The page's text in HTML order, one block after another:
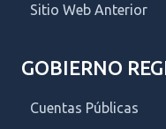
Sitio Web Anterior
GOBIERNO
Cuentas Públicas